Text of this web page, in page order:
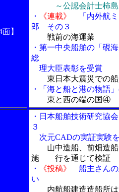
】
～公認会計士柿
・
《連載》
「内外航
郎 その３
戦前の海運業
・第一中央船舶の「硯
総
理大臣表彰を受賞
東日本大震災での
・「海と船と港の物語
東と西の端の国④
・日本船舶技術研究協
３
次元CADの実証実験
山中造船、前畑造
施 行を通じて検証
・
《投稿》 船主さん
い
内航船建造造船所